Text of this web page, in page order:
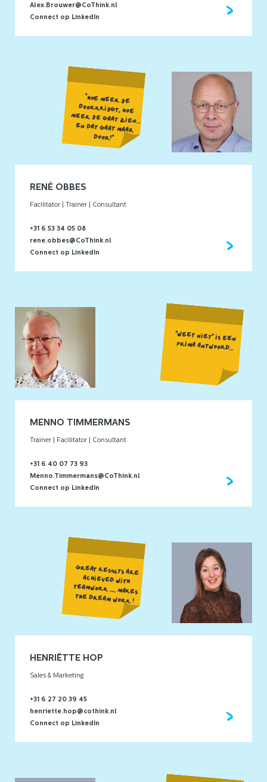
Alex.Brouwer@CoThink.nl
Connect op LinkedIn
RENÉ OBBES
Facilitator | Trainer | Consultant
+31 6 53 34 05 08
rene.obbes@CoThink.nl
Connect op LinkedIn
“HOE MEER JE
DOORKRIJGT, HOE
MEER JE GAAT ZIEN…
EN DAT GAAT MAAR
DOOR!”
MENNO TIMMERMANS
Trainer | Facilitator | Consultant
+31 6 40 07 73 93
Menno.Timmermans@CoThink.nl
Connect op LinkedIn
"WEET NIET" IS EEN
PRIMA ANTWOORD...
HENRIËTTE HOP
Sales & Marketing
+31 6 27 20 39 45
henriette.hop@cothink.nl
Connect op LinkedIn
GREAT RESULTS ARE
ACHIEVED WITH
TEAMWORK ..... MAKES
THE DREAM WORK !